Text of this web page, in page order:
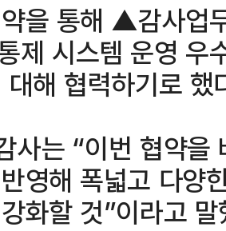
을 통해 ▲감사업
제 시스템 운영 우
해 협력하기로 했
사는 “이번 협약
영해 폭넓고 다양
화할 것”이라고